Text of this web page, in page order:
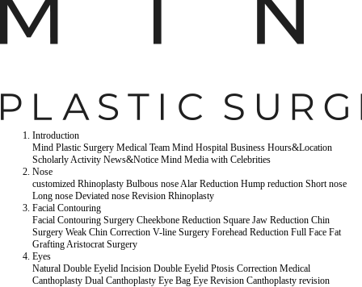
Introduction
Mind Plastic Surgery Medical Team Mind Hospital Business Hours&Location
Scholarly Activity News&Notice Mind Media with Celebrities
Nose
customized Rhinoplasty Bulbous noseAlar Reduction Hump reduction Short nose
Long nose Deviated nose Revision Rhinoplasty
Facial Contouring
Facial Contouring Surgery Cheekbone Reduction Square Jaw Reduction Chin
Surgery Weak Chin Correction V-line Surgery Forehead Reduction Full Face Fat
GraftingAristocrat Surgery
Eyes
Natural Double Eyelid Incision Double Eyelid Ptosis Correction Medical
Canthoplasty Dual Canthoplasty Eye Bag Eye Revision Canthoplasty revision